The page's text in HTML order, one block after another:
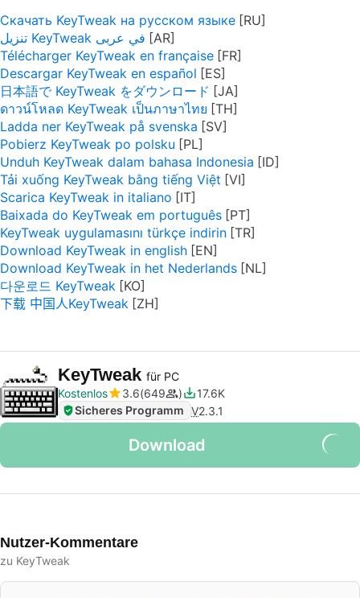
Скачать KeyTweak на русском языке
تنزيل KeyTweak في عربى
Télécharger KeyTweak en française
Descargar KeyTweak en español
日本語で KeyTweak をダウンロード
ดาวน์โหลด KeyTweak เป็นภาษาไทย
Ladda ner KeyTweak på svenska
Pobierz KeyTweak po polsku
Unduh KeyTweak dalam bahasa Indonesia
Tải xuống KeyTweak bằng tiếng Việt
Scarica KeyTweak in italiano
Baixada do KeyTweak em português
KeyTweak uygulamasını türkçe indirin
Download KeyTweak in english
Download KeyTweak in het Nederlands
다운로드 KeyTweak
下载 中国人KeyTweak
KeyTweak für PC
Kostenlos
3.6 649
17.6K
Sicheres Programm V2.3.1
Download
Nutzer-Kommentare
zu KeyTweak